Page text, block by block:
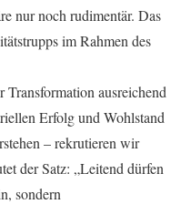
nur noch rudimentär. Das
im Rahmen des
ausreichend
Erfolg und Wohlstand
– rekrutieren wir
der Satz: „Leitend dürfen
sondern